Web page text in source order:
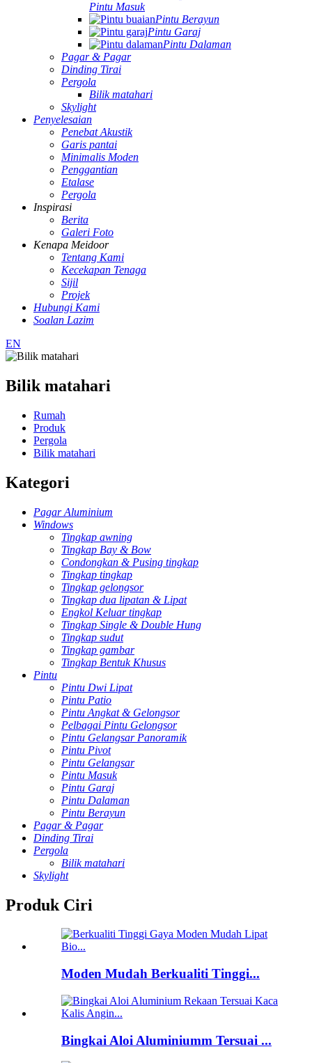
Pintu Masuk
Pintu Berayun
Pintu Garaj
Pintu Dalaman
Pagar & Pagar
Dinding Tirai
Pergola
Bilik matahari
Skylight
Penyelesaian
Penebat Akustik
Garis pantai
Minimalis Moden
Penggantian
Etalase
Pergola
Inspirasi
Berita
Galeri Foto
Kenapa Meidoor
Tentang Kami
Kecekapan Tenaga
Sijil
Projek
Hubungi Kami
Soalan Lazim
EN
Bilik matahari
Rumah
Produk
Pergola
Bilik matahari
Kategori
Pagar Aluminium
Windows
Tingkap awning
Tingkap Bay & Bow
Condongkan & Pusing tingkap
Tingkap tingkap
Tingkap gelongsor
Tingkap dua lipatan & Lipat
Engkol Keluar tingkap
Tingkap Single & Double Hung
Tingkap sudut
Tingkap gambar
Tingkap Bentuk Khusus
Pintu
Pintu Dwi Lipat
Pintu Patio
Pintu Angkat & Gelongsor
Pelbagai Pintu Gelongsor
Pintu Gelangsar Panoramik
Pintu Pivot
Pintu Gelangsar
Pintu Masuk
Pintu Garaj
Pintu Dalaman
Pintu Berayun
Pagar & Pagar
Dinding Tirai
Pergola
Bilik matahari
Skylight
Produk Ciri
Moden Mudah Berkualiti Tinggi...
Bingkai Aloi Aluminiumm Tersuai ...